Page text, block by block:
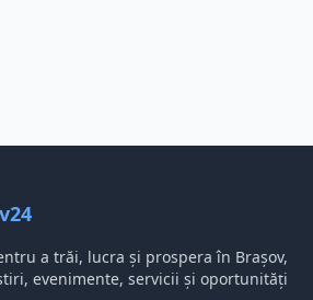
a trăi, lucra și prospera în Brașov,
evenimente, servicii și oportunități